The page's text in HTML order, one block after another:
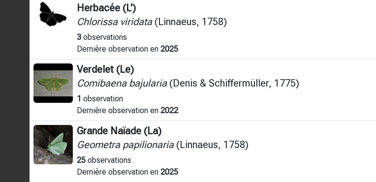
Herbacée (L')
Chlorissa viridata(Linnaeus, 1758)
3 observations
Dernière observation en 2025
Verdelet (Le)
Comibaena bajularia(Denis & Schiffermüller, 1775)
1 observation
Dernière observation en 2022
Grande Naïade (La)
Geometra papilionaria(Linnaeus, 1758)
25 observations
Dernière observation en 2025